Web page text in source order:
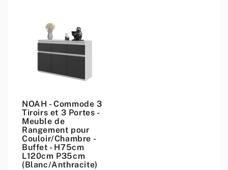
NOAH - Commode 3
Tiroirs et 3 Portes -
Meuble de
Rangement pour
Couloir/Chambre -
Buffet - H75cm
L120cm P35cm
(Blanc/Anthracite)